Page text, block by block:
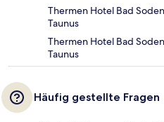
Thermen Hotel Bad
Taunus
Thermen Hotel Bad
Taunus
Häufig gestellte Fragen